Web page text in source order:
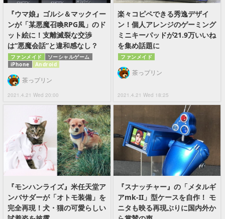
『ウマ娘』ゴルシ＆マックイー
ンが「某悪魔召喚RPG風」のド
ット絵に！支離滅裂な交渉
は“悪魔会話”と違和感なし？
ファンメイド
ソーシャルゲーム
iPhone
Android
2021.4.21 Wed 20:00
茶っプリン
楽々コピペできる秀逸デザイ
ン！個人アレンジのゲーミング
ミニキーパッドが21.9万いいね
を集め話題に
ファンメイド
2021.4.21 Wed 18:25
茶っプリン
『モンハンライズ』米任天堂ア
ンバサダーが「オトモ装備」を
完全再現！犬・猫の可愛らしい
『スナッチャー』の「メタルギ
アmk-II」型ケースを自作！ モ
ニタも映る再現ぶりに国内外か